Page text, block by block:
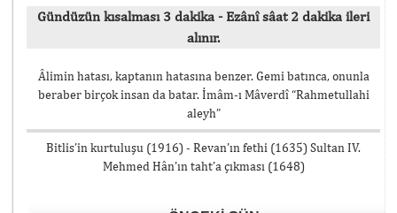
Gündüzün kısalması 3 dakika - Ezânî sâat 2 dakika ileri
alınır.
Âlimin hatası, kaptanın hatasına benzer. Gemi batınca, onunla
beraber birçok insan da batar. İmâm-ı Mâverdî “Rahmetullahi
aleyh”
Bitlis’in kurtuluşu (1916) - Revan’ın fethi (1635) Sultan IV.
Mehmed Hân’ın taht’a çıkması (1648)